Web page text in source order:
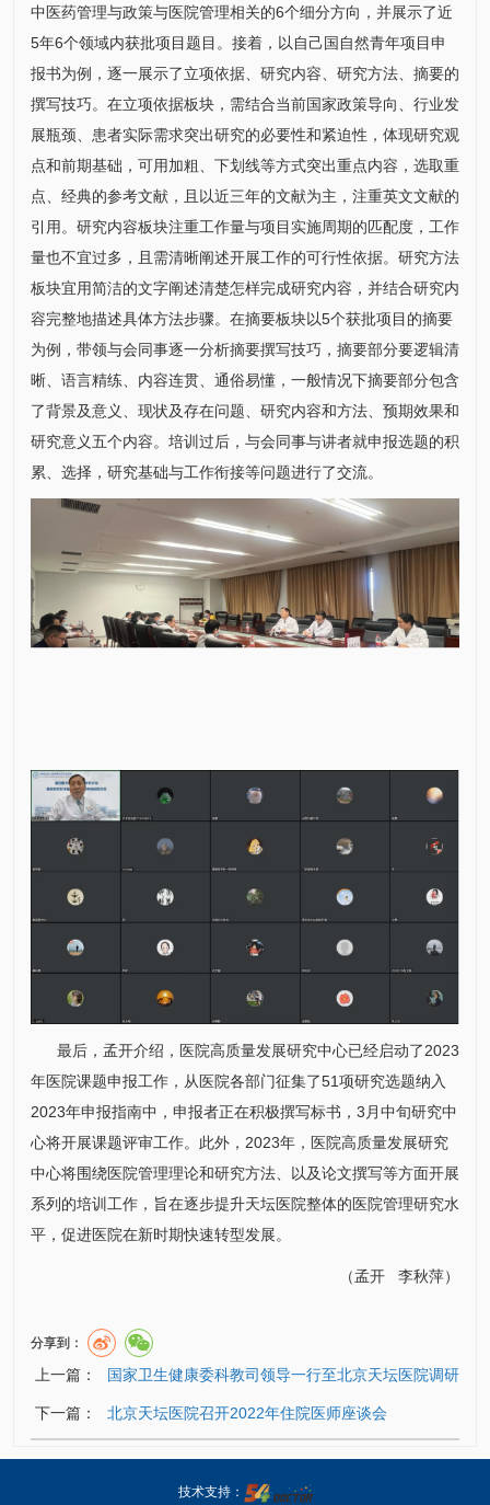
中医药管理与政策与医院管理相关的6个细分方向，并展示了近
5年6个领域内获批项目题目。接着，以自己国自然青年项目申
报书为例，逐一展示了立项依据、研究内容、研究方法、摘要的
撰写技巧。在立项依据板块，需结合当前国家政策导向、行业发
展瓶颈、患者实际需求突出研究的必要性和紧迫性，体现研究观
点和前期基础，可用加粗、下划线等方式突出重点内容，选取重
点、经典的参考文献，且以近三年的文献为主，注重英文文献的
引用。研究内容板块注重工作量与项目实施周期的匹配度，工作
量也不宜过多，且需清晰阐述开展工作的可行性依据。研究方法
板块宜用简洁的文字阐述清楚怎样完成研究内容，并结合研究内
容完整地描述具体方法步骤。在摘要板块以5个获批项目的摘要
为例，带领与会同事逐一分析摘要撰写技巧，摘要部分要逻辑清
晰、语言精练、内容连贯、通俗易懂，一般情况下摘要部分包含
了背景及意义、现状及存在问题、研究内容和方法、预期效果和
研究意义五个内容。培训过后，与会同事与讲者就申报选题的积
累、选择，研究基础与工作衔接等问题进行了交流。
最后，孟开介绍，医院高质量发展研究中心已经启动了2023
年医院课题申报工作，从医院各部门征集了51项研究选题纳入
2023年申报指南中，申报者正在积极撰写标书，3月中旬研究中
心将开展课题评审工作。此外，2023年，医院高质量发展研究
中心将围绕医院管理理论和研究方法、以及论文撰写等方面开展
系列的培训工作，旨在逐步提升天坛医院整体的医院管理研究水
平，促进医院在新时期快速转型发展。
（孟开 李秋萍）
分享到：
上一篇： 国家卫生健康委科教司领导一行至北京天坛医院调研
下一篇： 北京天坛医院召开2022年住院医师座谈会
技术支持：